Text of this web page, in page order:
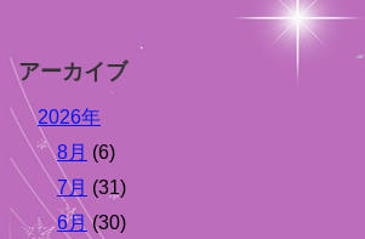
アーカイブ
2026年
8月 (6)
7月 (31)
6月 (30)